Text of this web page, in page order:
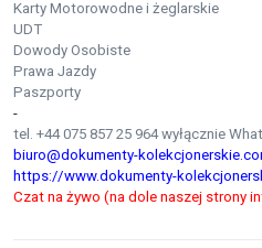
Karty Motorowodne i żeglarskie
UDT
Dowody Osobiste
Prawa Jazdy
Paszporty
-
tel. +44 075 857 25 964 wyłącznie
biuro@dokumenty-
https://www.dokumenty-
Czat na żywo (na dole naszej strony